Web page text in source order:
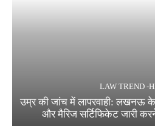
LAW TREND -
उम्र की जांच में लापरवाही: लखनऊ के
और मैरिज सर्टिफिकेट जारी